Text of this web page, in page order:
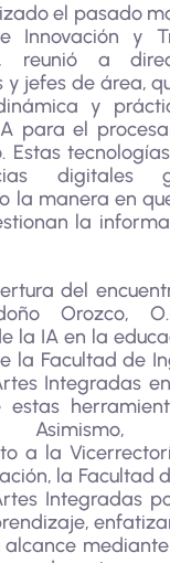
el pasado
Innovación y
reunió a
y jefes de área,
y
para el
Estas
digitales
la manera en
la
del
Orozco,
la IA en la
la Facultad de
Integradas
estas
a la
la Facultad
Integradas